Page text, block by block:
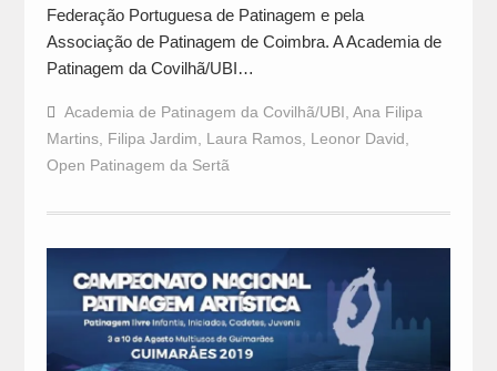
Federação Portuguesa de Patinagem e pela
Associação de Patinagem de Coimbra. A Academia de
Patinagem da Covilhã/UBI…
Academia de Patinagem da Covilhã/UBI Ana Filipa
Martins, Filipa Jardim Laura Ramos, Leonor David
Open Patinagem da Sertã